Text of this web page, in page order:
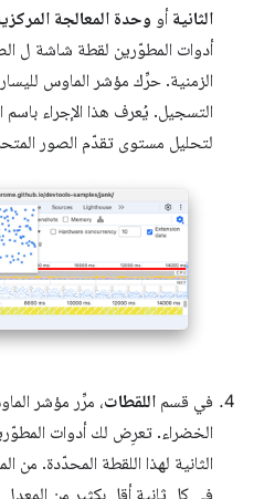
الثانية أو وحدة المعالجة
أدوات المطوّرين لقطة شاشة ل
الزمنية. حرِّك مؤشر الماوس
التسجيل. يُعرف هذا الإجراء باسم
لتحليل مستوى تقدّم الصور
في قسم اللقطات، مرِّر مؤشر
الخضراء. تعرِض لك أدوات
الثانية لهذا اللقطة المحدّدة. من